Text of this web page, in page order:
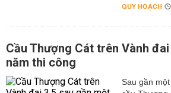
QUY HOẠCH
Cầu Thượng Cát trên Vành
năm thi công
Sau gần